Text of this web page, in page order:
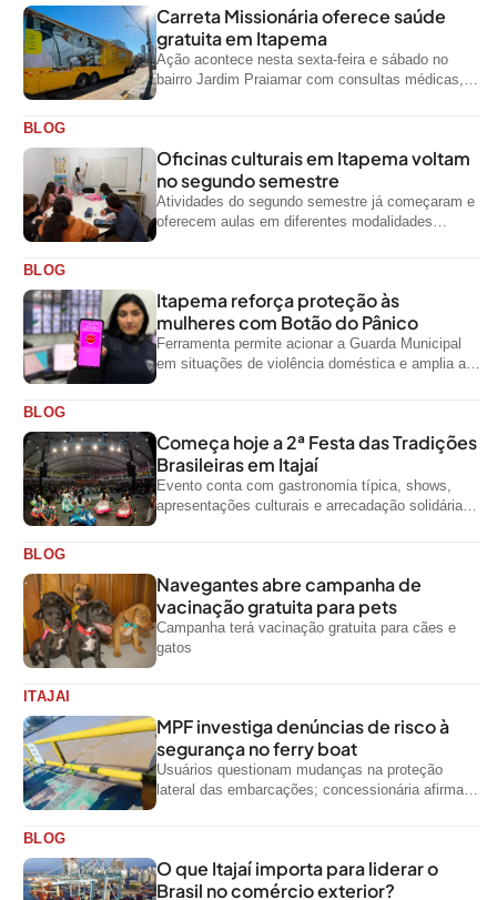
Carreta Missionária oferece saúde
gratuita em Itapema
Ação acontece nesta sexta-feira e sábado no
bairro Jardim Praiamar com consultas médicas,
BLOG
Oficinas culturais em Itapema voltam
no segundo semestre
Atividades do segundo semestre já começaram e
oferecem aulas em diferentes modalidades
BLOG
Itapema reforça proteção às
mulheres com Botão do Pânico
Ferramenta permite acionar a Guarda Municipal
em situações de violência doméstica e amplia a
BLOG
Começa hoje a 2ª Festa das Tradições
Brasileiras em Itajaí
Evento conta com gastronomia típica, shows,
apresentações culturais e arrecadação solidária
BLOG
Navegantes abre campanha de
vacinação gratuita para pets
Campanha terá vacinação gratuita para cães e
gatos
ITAJAI
MPF investiga denúncias de risco à
segurança no ferry boat
Usuários questionam mudanças na proteção
lateral das embarcações; concessionária afirma
BLOG
O que Itajaí importa para liderar o
Brasil no comércio exterior?